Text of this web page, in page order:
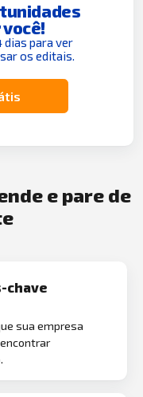
dias para ver
os editais.
e pare de
chave
sua empresa